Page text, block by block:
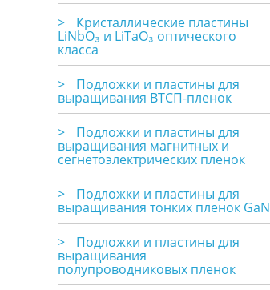
>
Кристаллические пластины
LiNbO₃ и LiTaO₃ оптического
класса
>
Подложки и пластины для
выращивания ВТСП-пленок
>
Подложки и пластины для
выращивания магнитных и
сегнетоэлектрических пленок
>
Подложки и пластины для
выращивания тонких пленок GaN
>
Подложки и пластины для
выращивания
полупроводниковых пленок